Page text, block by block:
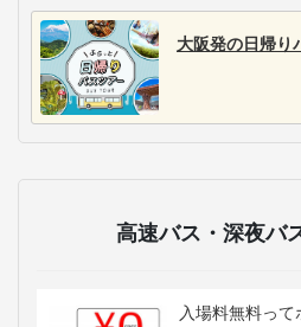
大阪発の日帰り
高速バス・深夜バ
入場料無料っ